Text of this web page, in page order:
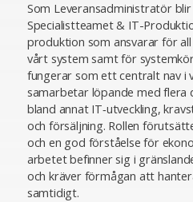
Som Leveransadministratör
Specialistteamet & IT-
produktion som ansvarar för
vårt system samt för
fungerar som ett centralt nav i
samarbetar löpande med flera
bland annat IT‑utveckling,
och försäljning. Rollen
och en god förståelse för
arbetet befinner sig i
och kräver förmågan att
samtidigt.